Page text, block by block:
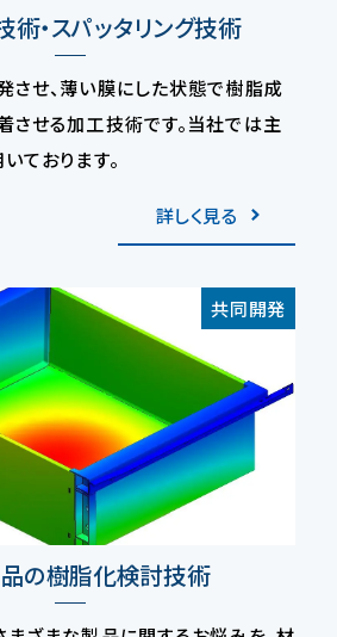
・スパッタリング技術
させ、薄い膜にした状態で樹脂成
させる加工技術です。当社では主
ております。
詳しく見る
共同開発
の樹脂化検討技術